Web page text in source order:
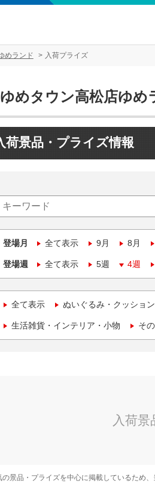
めランド 入荷プライズ
ゆめタウン高松店ゆめ
荷景品・プライズ情報
登場月 全て表示 9月 8月
登場週 全て表示 5週 4週
全て表示 ぬいぐるみ・クッション
生活雑貨・インテリア・小物 そ